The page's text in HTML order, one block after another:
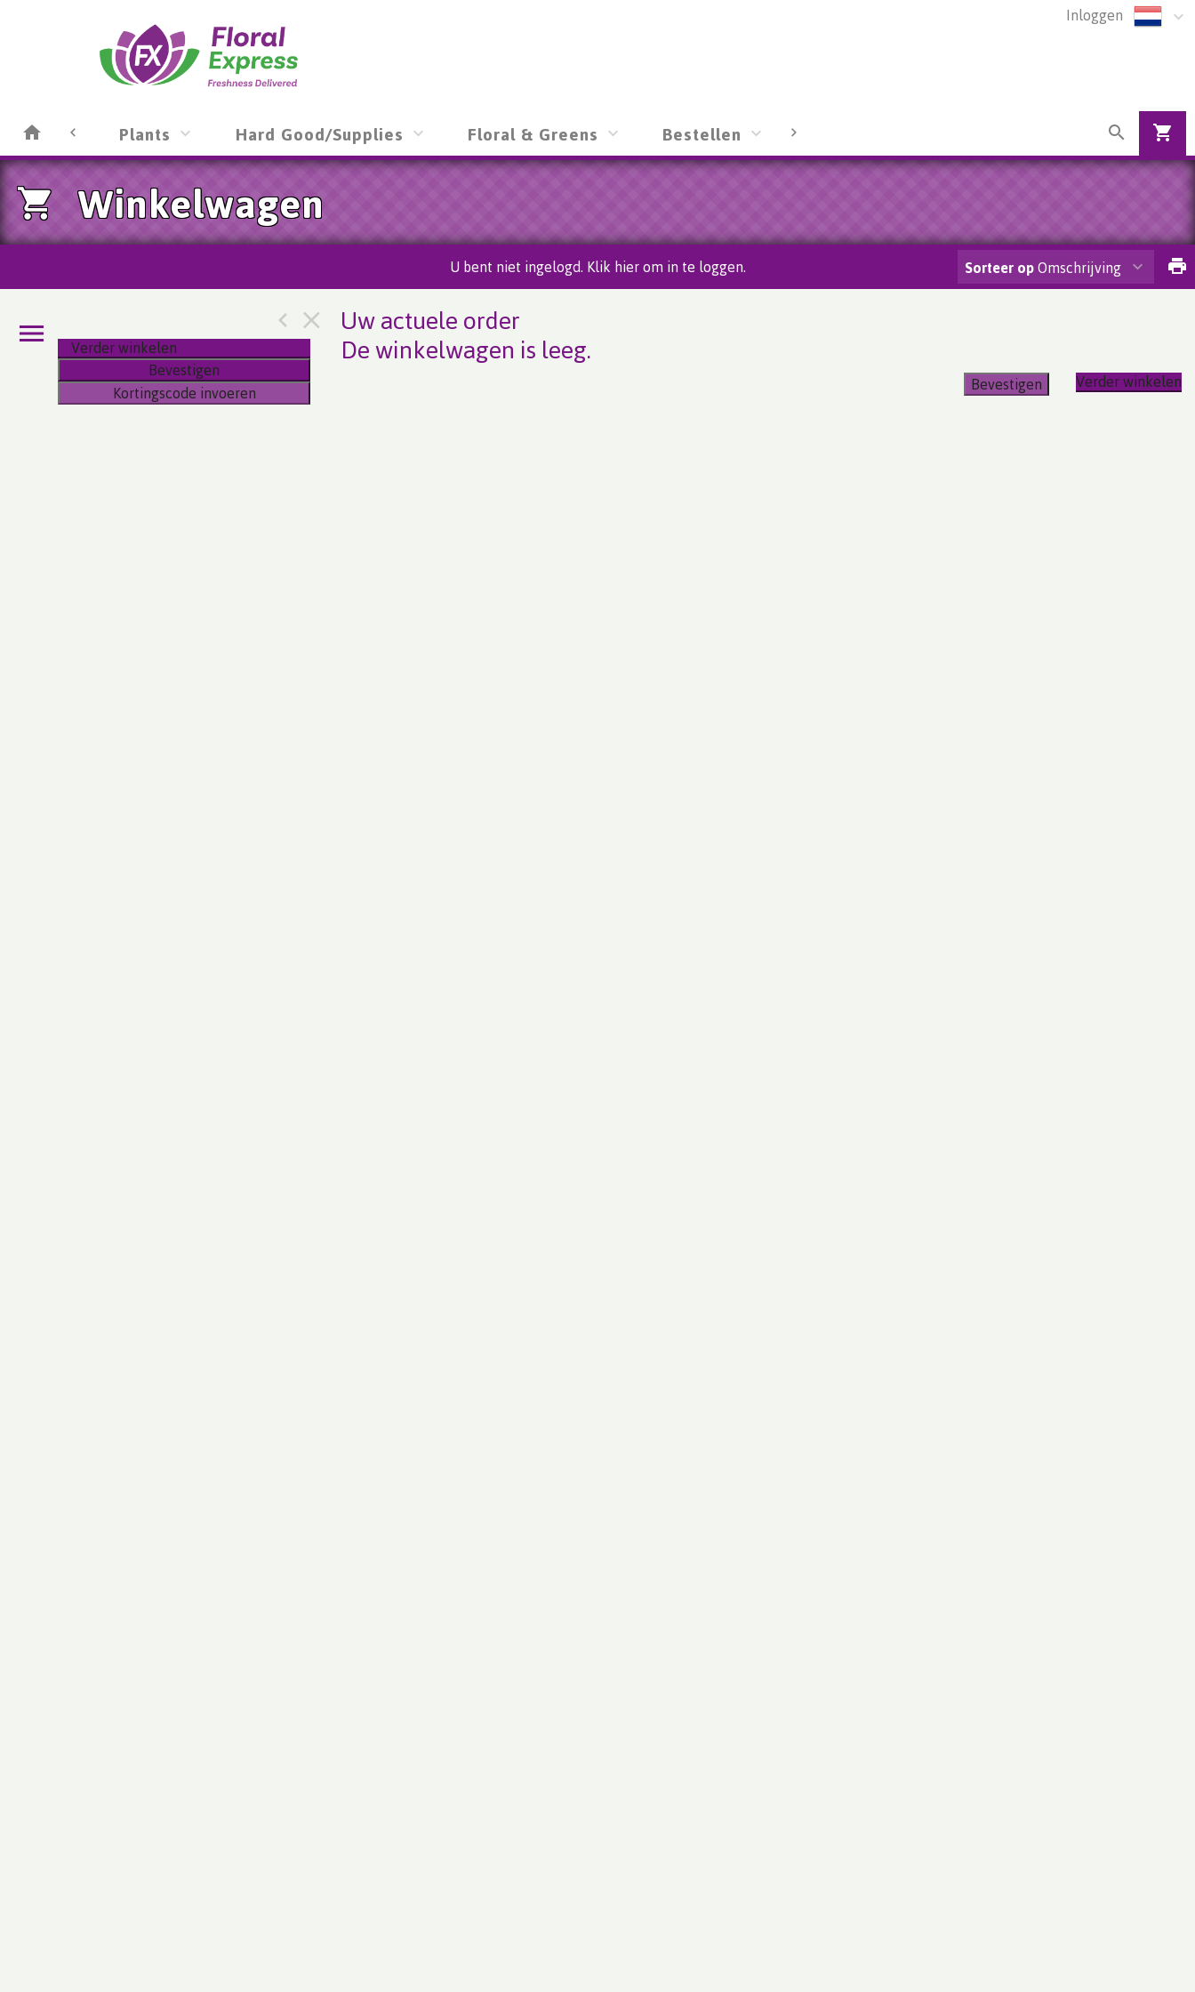
Inloggen
Plants Hard Good/Supplies Floral & Greens Bestellen
Winkelwagen
U bent niet ingelogd. Klik hier om in te loggen. Sorteer op Omschrijving
Verder winkelen
Bevestigen
Kortingscode invoeren
Uw actuele order
De winkelwagen is leeg.
Bevestigen Verder winkelen